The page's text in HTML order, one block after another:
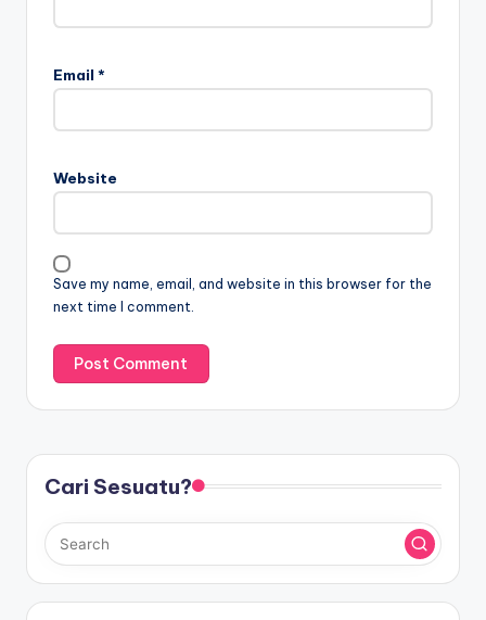
Email *
Website
Save my name, email, and website in this browser for the
next time I comment.
Cari Sesuatu?